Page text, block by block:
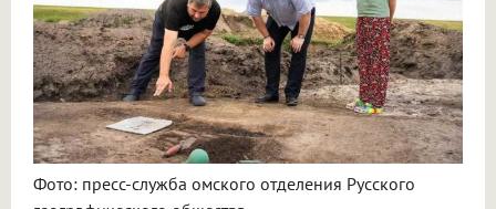
Фото: пресс-служба омского отделения Русского